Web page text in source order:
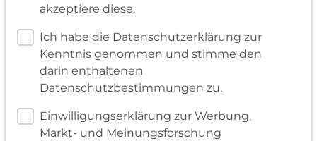
akzeptiere diese.
Ich habe die Datenschutzerklärung zur
Kenntnis genommen und stimme den
darin enthaltenen
Datenschutzbestimmungen zu.
Einwilligungserklärung zur Werbung,
Markt- und Meinungsforschung